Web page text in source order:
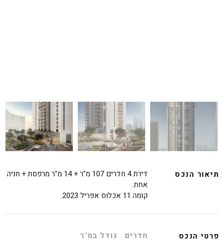
תיאור הנכס
דירת 4 חדרים 107 מ"ר + 14 מ"ר מרפסת + חניה
אחת.
קומה 11 אכלוס אפריל 2023.
פרטי הנכס
חדרים
גודל במ"ר